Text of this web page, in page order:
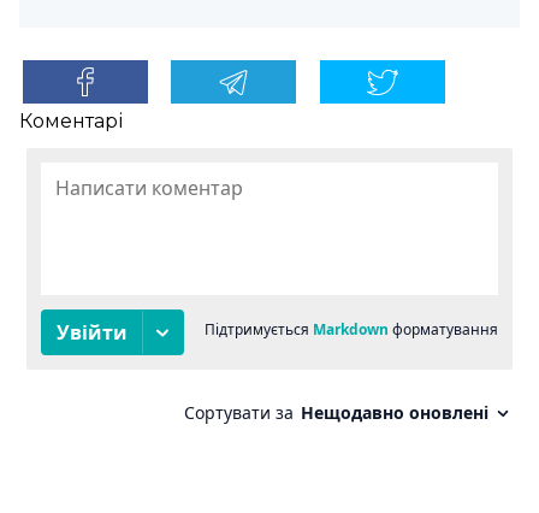
Коментарі